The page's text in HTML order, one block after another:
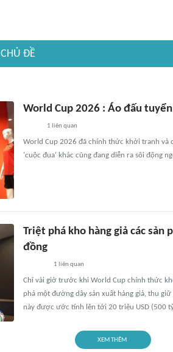
CHỦ ĐỀ
World Cup 2026 : Áo đấu
1 liên quan
World Cup 2026 đã chính thức khởi tranh và
'cuộc đua' khác cũng đang diễn ra sôi động
Triệt phá kho hàng giả các
đồng
1 liên quan
Chỉ vài giờ trước khi World Cup chính thức
phá một đường dây sản xuất hàng giả, thu
này được ước tính lên tới 20 triệu USD (500
XEM THÊM